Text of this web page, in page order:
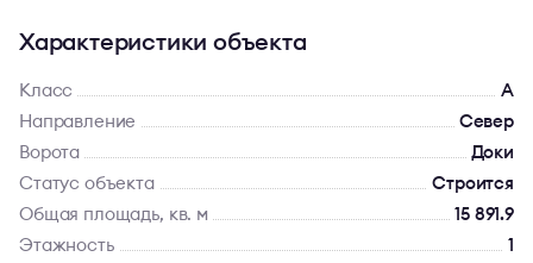
Характеристики объекта
Класс
A
Направление
Север
Ворота
Доки
Статус объекта
Строится
Общая площадь, кв. м
15 891.9
Этажность
1